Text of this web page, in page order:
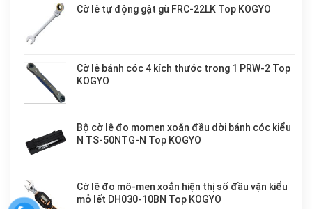
Cờ lê tự động gật gù FRC-22LK Top KOGYO
Cờ lê bánh cóc 4 kích thước trong 1 PRW-2 Top
KOGYO
Bộ cờ lê đo momen xoắn đầu dời bánh cóc kiểu
N TS-50NTG-N Top KOGYO
Cờ lê đo mô-men xoắn hiện thị số đầu vặn kiểu
mỏ lết DH030-10BN Top KOGYO